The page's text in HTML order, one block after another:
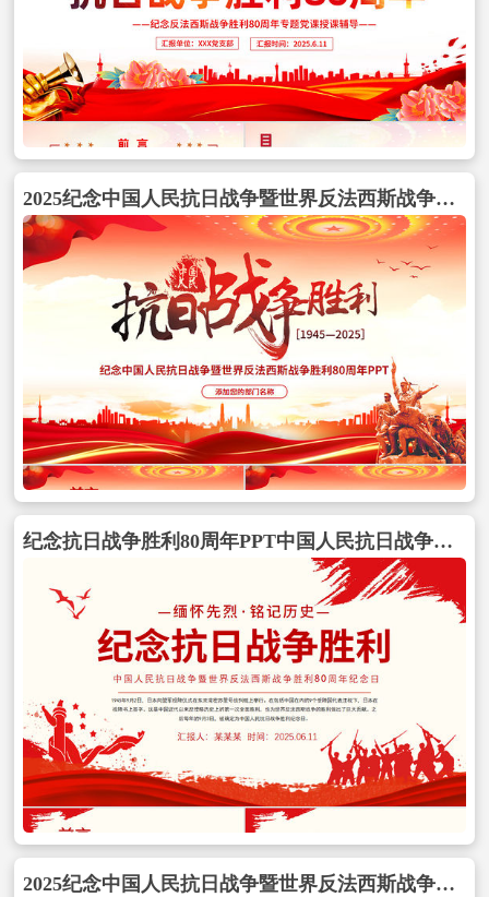
2025纪念中国人民抗日战争暨世界反法西斯战争胜利80周年PPT党课下载包含
纪念抗日战争胜利80周年PPT中国人民抗日战争暨世界反法西斯战争胜利80周年纪念日课件包含
2025纪念中国人民抗日战争暨世界反法西斯战争胜利80周年PPT党课包含